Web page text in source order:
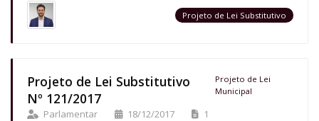
Projeto de Lei Substitutivo
Projeto de Lei Substitutivo
Nº 121/2017
Projeto de Lei
Municipal
Parlamentar 18/12/2017 1